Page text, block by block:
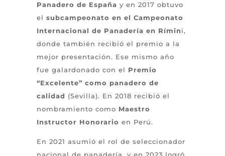
Panadero de España y en 2017 obtuvo
elsubcampeonato en el Campeonato
Internacional de Panadería en Rímini,
donde también recibió el premio a la
mejor presentación. Ese mismo año
fue galardonado con el Premio
“Excelente” como panadero de
calidad (Sevilla). En 2018 recibió el
nombramiento como Maestro
Instructor Honorario en Perú.
En 2021 asumió el rol de seleccionador